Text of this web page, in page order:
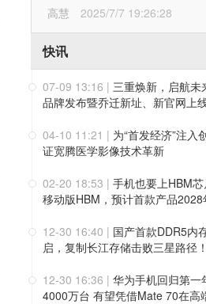
高慧 2025/7/7 19:26:28
快讯
07-09 13:16 | 三重焕新，启航
品牌发布暨乔迁新址、新官网上
04-10 11:21 | 为“首发经济”注入
证宽腾医学影像技术革新
02-20 18:53 | 手机也要上HBM
移动版HBM，预计首款产品2028
12-30 16:40 | 国产首款DDR5内
启，复制长江存储击败三星路径！
12-30 16:36 | 华为手机回归第一
4000万台 有望凭借Mate 70在高